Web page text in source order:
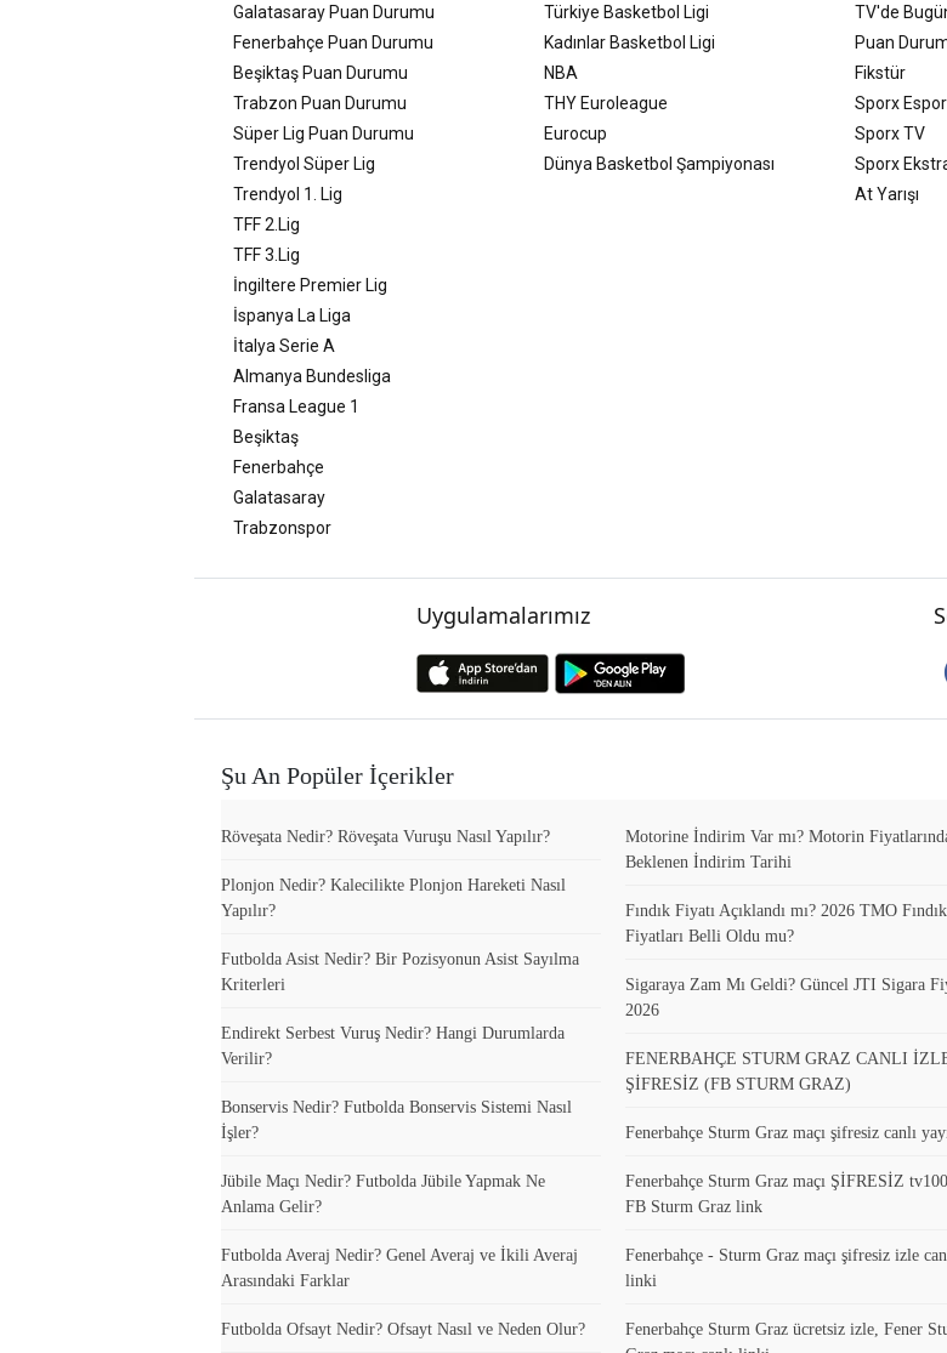
Galatasaray Puan Durumu
Fenerbahçe Puan Durumu
Beşiktaş Puan Durumu
Trabzon Puan Durumu
Süper Lig Puan Durumu
Trendyol Süper Lig
Trendyol 1. Lig
TFF 2.Lig
TFF 3.Lig
İngiltere Premier Lig
İspanya La Liga
İtalya Serie A
Almanya Bundesliga
Fransa League 1
Beşiktaş
Fenerbahçe
Galatasaray
Trabzonspor
Türkiye Basketbol Ligi
Kadınlar Basketbol Ligi
NBA
THY Euroleague
Eurocup
Dünya Basketbol Şampiyonası
TV'de
Puan
Fikstür
Sporx Espor
Sporx TV
Sporx
At Yarışı
Uygulamalarımız
Şu An Popüler İçerikler
Röveşata Nedir? Röveşata Vuruşu Nasıl Yapılır?
Plonjon Nedir? Kalecilikte Plonjon Hareketi Nasıl
Yapılır?
Futbolda Asist Nedir? Bir Pozisyonun Asist Sayılma
Kriterleri
Endirekt Serbest Vuruş Nedir? Hangi Durumlarda
Verilir?
Bonservis Nedir? Futbolda Bonservis Sistemi Nasıl
İşler?
Jübile Maçı Nedir? Futbolda Jübile Yapmak Ne
Anlama Gelir?
Futbolda Averaj Nedir? Genel Averaj ve İkili Averaj
Arasındaki Farklar
Futbolda Ofsayt Nedir? Ofsayt Nasıl ve Neden Olur?
Motorine İndirim Var mı? Motorin
Beklenen İndirim Tarihi
Fındık Fiyatı Açıklandı mı? 2026 TMO
Fiyatları Belli Oldu mu?
Sigaraya Zam Mı Geldi? Güncel JTI Sigara
2026
FENERBAHÇE STURM GRAZ CANLI
ŞİFRESİZ (FB STURM GRAZ)
Fenerbahçe Sturm Graz maçı şifresiz canlı
Fenerbahçe Sturm Graz maçı ŞİFRESİZ
FB Sturm Graz link
Fenerbahçe - Sturm Graz maçı şifresiz izle
linki
Fenerbahçe Sturm Graz ücretsiz izle, Fener